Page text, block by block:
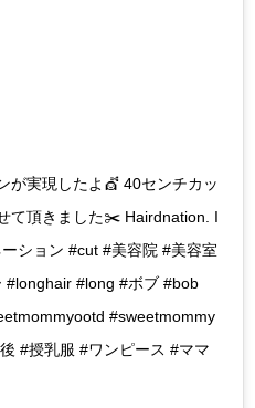
が実現したよ💇 40センチカッ
て頂きました✂️ Hairdnation. I
ション #cut #美容院 #美容室
#longhair #long #ボブ #bob
#sweetmommy
#授乳服 #ワンピース #ママ